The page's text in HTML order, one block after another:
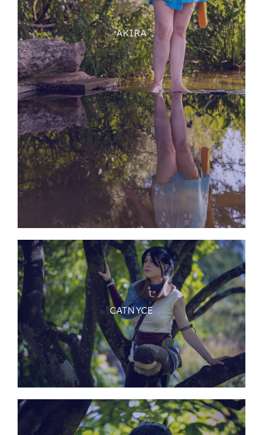
AKIRA
CATNYCE